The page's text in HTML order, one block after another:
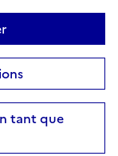
tant que